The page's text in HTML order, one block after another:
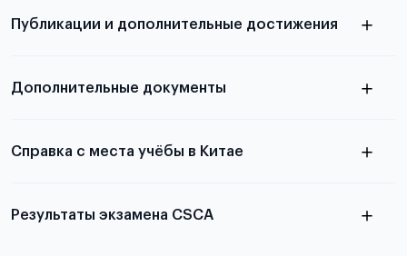
письма
статье
Публикации и дополнительные достижения
Дополнительные документы
Справка с места учёбы в Китае
Результаты экзамена CSCA